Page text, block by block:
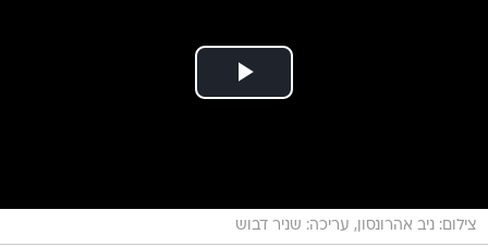
צילום: ניב אהרונסון, עריכה: שניר דבוש